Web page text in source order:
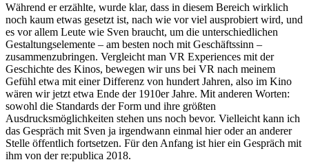
Während er erzählte, wurde klar, dass in diesem Bereich wirklich
noch kaum etwas gesetzt ist, nach wie vor viel ausprobiert wird, und
es vor allem Leute wie Sven braucht, um die unterschiedlichen
Gestaltungselemente – am besten noch mit Geschäftssinn –
zusammenzubringen. Vergleicht man VR Experiences mit der
Geschichte des Kinos, bewegen wir uns bei VR nach meinem
Gefühl etwa mit einer Differenz von hundert Jahren, also im Kino
wären wir jetzt etwa Ende der 1910er Jahre. Mit anderen Worten:
sowohl die Standards der Form und ihre größten
Ausdrucksmöglichkeiten stehen uns noch bevor. Vielleicht kann ich
das Gespräch mit Sven ja irgendwann einmal hier oder an anderer
Stelle öffentlich fortsetzen. Für den Anfang ist hier ein Gespräch mit
ihm von der re:publica 2018.